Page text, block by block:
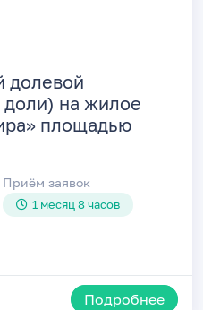
долевой
доли) на жилое
площадью
Приём заявок
1 месяц 8 часов
Подробнее